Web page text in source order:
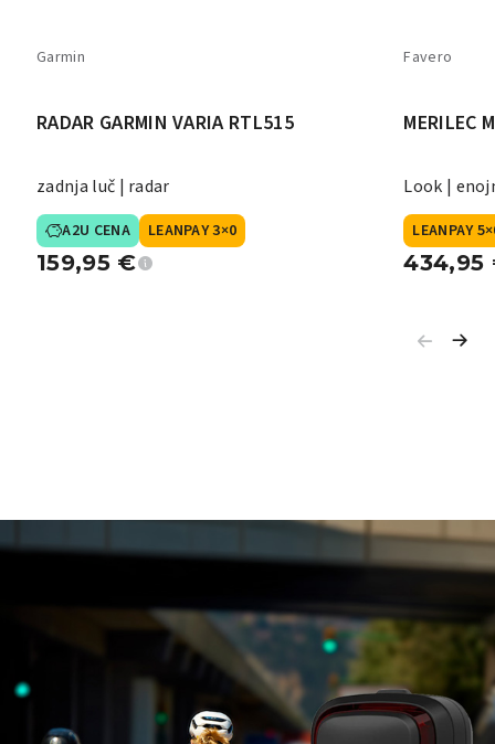
Garmin
RADAR GARMIN VARIA RTL515
zadnja luč | radar
A2U CENA LEANPAY 3×0
159,95 €
Favero
MERILEC
Look |
LEANPAY
434,95